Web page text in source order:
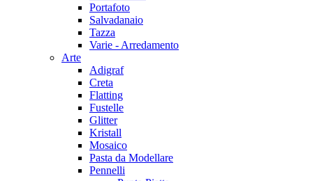
Portafoto
Salvadanaio
Tazza
Varie - Arredamento
Arte
Adigraf
Creta
Flatting
Fustelle
Glitter
Kristall
Mosaico
Pasta da Modellare
Pennelli